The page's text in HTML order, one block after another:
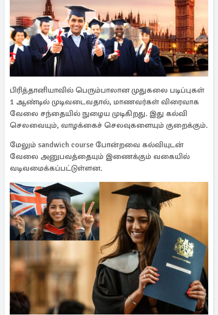
பிரித்தானியாவில் பெரும்பாலான முதுகலை படிப்புகள்
1 ஆண்டில் முடிவடைவதால், மாணவர்கள் விரைவாக
வேலை சந்தையில் நுழைய முடிகிறது. இது கல்வி
செலவையும், வாழக்கைச் செலவுகளையும் குறைக்கும்.
மேலும் sandwich course போன்றவை கல்வியுடன்
வேலை அனுபவத்தையும் இணைக்கும் வகையில்
வடிவமைக்கப்பட்டுள்ளன.